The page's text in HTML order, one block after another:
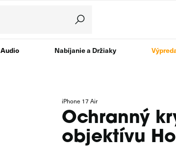
Audio Nabíjanie a Držiaky
iPhone 17 Air
Ochranný
objektívu